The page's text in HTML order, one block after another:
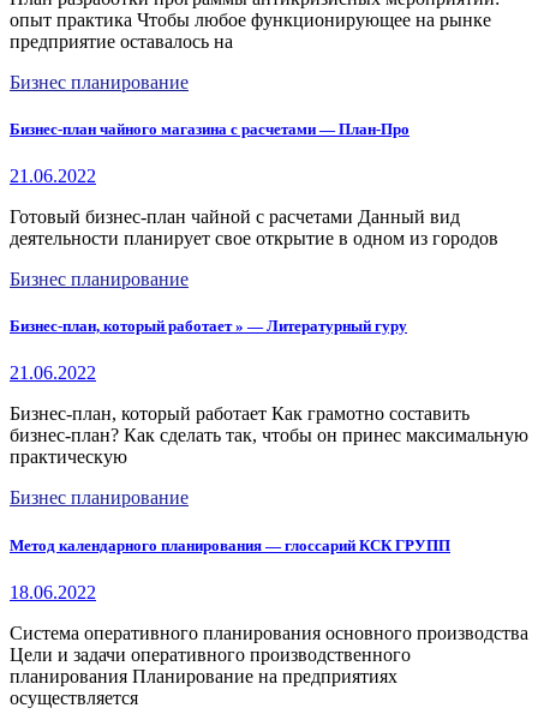
опыт практика Чтобы любое функционирующее на рынке
предприятие оставалось на
Бизнес планирование
Бизнес-план чайного магазина с расчетами — План-Про
21.06.2022
Готовый бизнес-план чайной с расчетами Данный вид
деятельности планирует свое открытие в одном из городов
Бизнес планирование
Бизнес-план, который работает » — Литературный гуру
21.06.2022
Бизнес-план, который работает Как грамотно составить
бизнес-план? Как сделать так, чтобы он принес максимальную
практическую
Бизнес планирование
Метод календарного планирования — глоссарий КСК ГРУПП
18.06.2022
Система оперативного планирования основного производства
Цели и задачи оперативного производственного
планирования Планирование на предприятиях
осуществляется